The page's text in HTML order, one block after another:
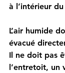
à l’intérieur
L’air humide
évacué
Il ne doit pas
l’entretoit, un